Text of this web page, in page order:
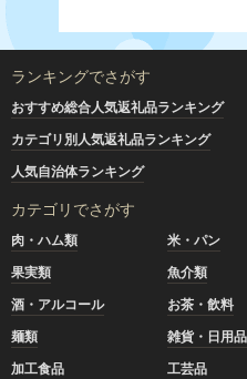
ランキングでさがす
おすすめ総合人気返礼品ランキング
カテゴリ別人気返礼品ランキング
人気自治体ランキング
カテゴリでさがす
肉・ハム類 米・パン
果実類
魚介類
酒・アルコール
お茶・飲料
麺類
雑貨・日用品
加工食品
工芸品